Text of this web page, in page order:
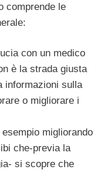
comprende le
con un medico
è la strada giusta
informazioni sulla
o migliorare i
migliorando
che-previa la
si scopre che